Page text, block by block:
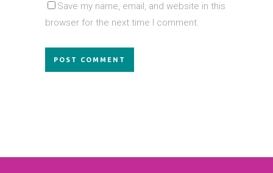
Save my name, email, and website in this
browser for the next time I comment.